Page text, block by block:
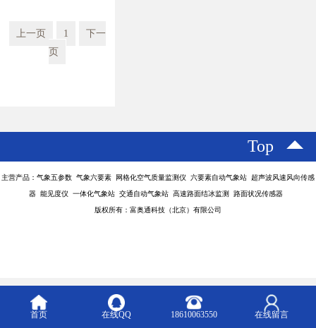
上一页 1
下一
页
Top
主营产品：气象五参数 气象六要素 网格化空气质量监测仪 六要素自动气象站 超声波风速风向传感
器 能见度仪 一体化气象站 交通自动气象站 高速路面结冰监测 路面状况传感器
版权所有：富奥通科技（北京）有限公司
首页 在线QQ 18610063550 在线留言